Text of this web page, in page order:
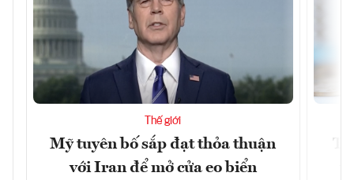
Thế giới
Mỹ tuyên bố sắp đạt thỏa thuận
với Iran để mở cửa eo biển